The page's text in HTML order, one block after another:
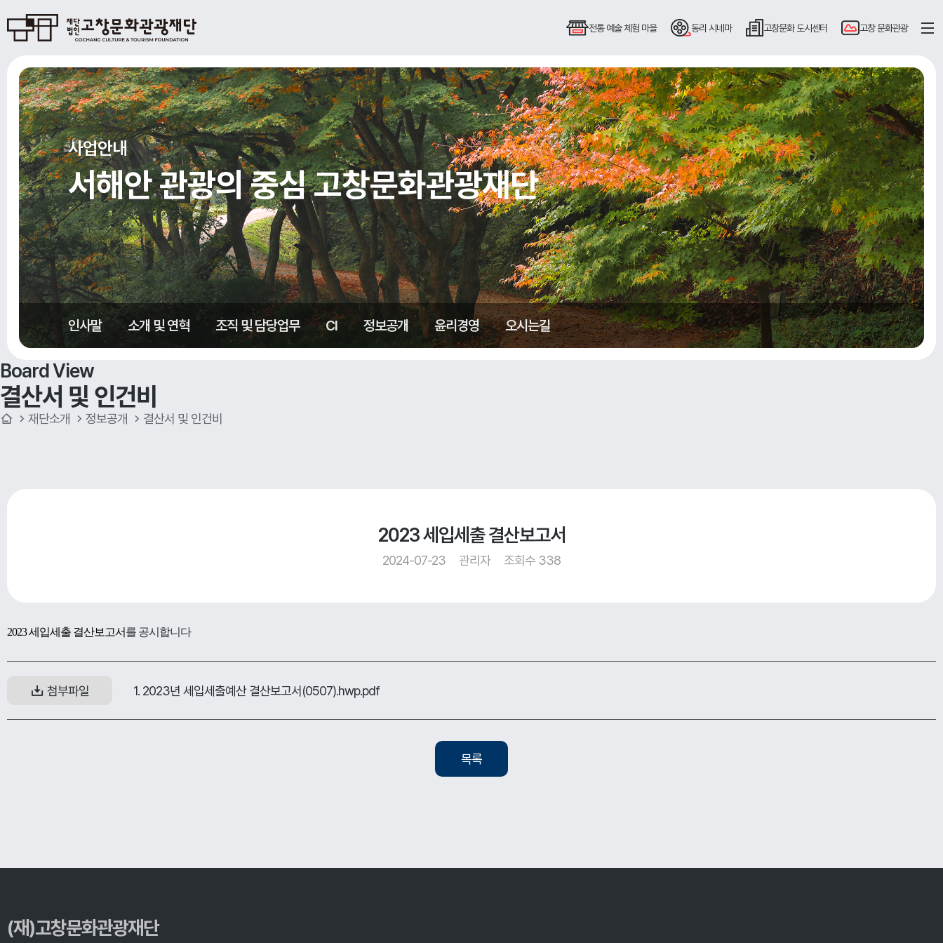
전통 예술체험 마을 동리 시네마 고창문화도시센터 고창문화관광
사업안내
서해안 관광의 중심 고창문화관광재단
인사말 소개 및 연혁 조직 및 담당업무 CI 정보공개 윤리경영 오시는길
Board View
결산서 및 인건비
재단소개 정보공개 결산서 및 인건비
2023 세입세출 결산보고서
2024-07-23 관리자 조회수 338
2023 세입세출 결산보고서를 공시합니다
첨부파일 1. 2023년 세입세출예산 결산보고서(0507).hwp.pdf
목록
(재)고창문화관광재단